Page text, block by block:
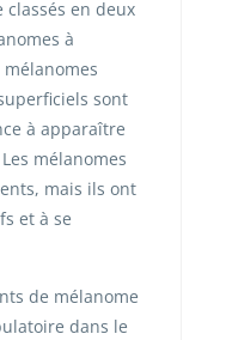
classés en deux
à
sont
à apparaître
mélanomes
mais ils ont
et à se
de mélanome
dans le